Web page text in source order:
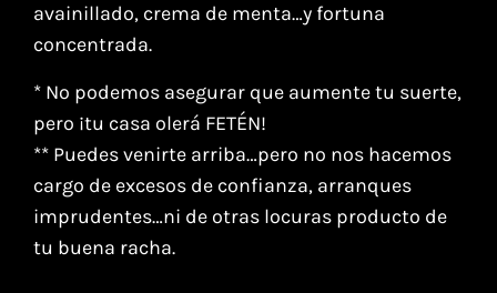
avainillado, crema de menta…y fortuna
concentrada.
* No podemos asegurar que aumente tu suerte,
pero ¡tu casa olerá FETÉN!
** Puedes venirte arriba…pero no nos hacemos
cargo de excesos de confianza, arranques
imprudentes…ni de otras locuras producto de
tu buena racha.